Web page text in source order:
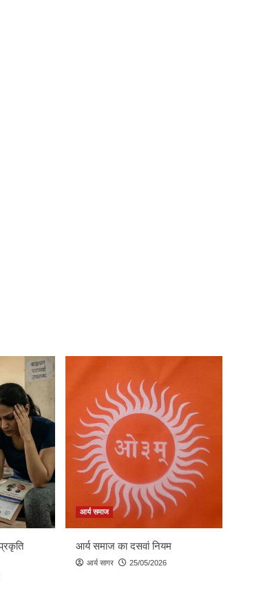
आर्य समाज
आर्य समाज का दसवां नियम
आर्य सागर 25/05/2026